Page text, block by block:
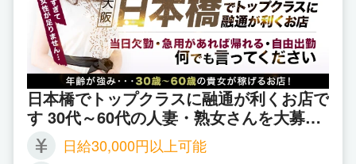
日本橋でトップクラスに融通が利くお店で
す 30代～60代の人妻・熟女さんを大募集
中です日給30,000円以上可能